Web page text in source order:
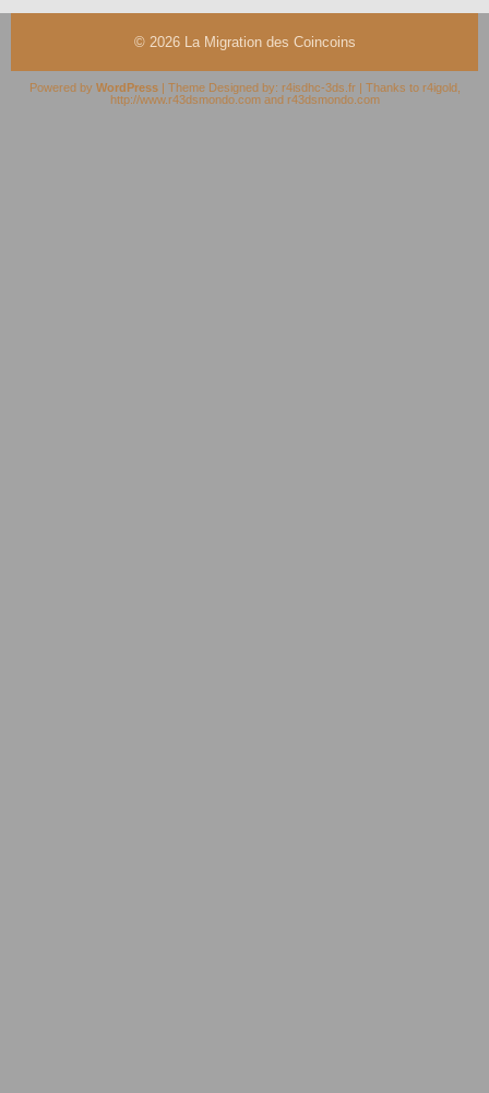
© 2026 La Migration des Coincoins
Powered by WordPress| Theme Designed by: r4isdhc-3ds.fr| Thanks to r4igold,
http://www.r43dsmondo.comand r43dsmondo.com